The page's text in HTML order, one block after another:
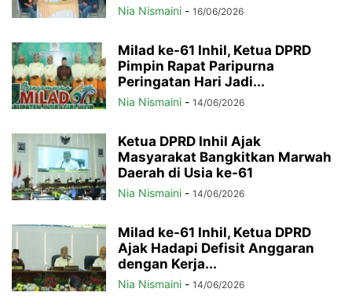
Nia Nismaini - 16/06/2026
Milad ke-61 Inhil, Ketua DPRD
Pimpin Rapat Paripurna
Peringatan Hari Jadi...
Nia Nismaini - 14/06/2026
Ketua DPRD Inhil Ajak
Masyarakat Bangkitkan Marwah
Daerah di Usia ke-61
Nia Nismaini - 14/06/2026
Milad ke-61 Inhil, Ketua DPRD
Ajak Hadapi Defisit Anggaran
dengan Kerja...
Nia Nismaini - 14/06/2026